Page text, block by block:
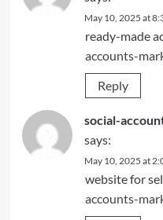
May 10, 2025 at
ready-made
accounts-
Reply
social-
says:
May 10, 2025 at
website for
accounts-